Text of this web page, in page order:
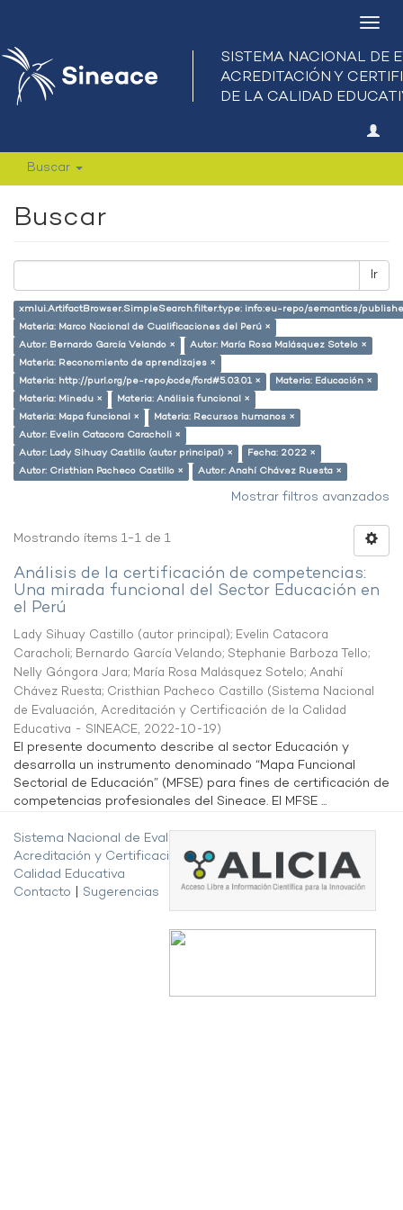
Buscar
Buscar
Ir
xmlui.ArtifactBrowser.SimpleSearch.filter.type: info:eu-repo/semantics/
Materia: Marco Nacional de Cualificaciones del Perú ×
Autor: Bernardo García Velando ×
Autor: María Rosa Malásquez Sotelo ×
Materia: Reconomiento de aprendizajes ×
Materia: http://purl.org/pe-repo/ocde/ford#5.03.01 ×
Materia: Educación ×
Materia: Minedu ×
Materia: Análisis funcional ×
Materia: Mapa funcional ×
Materia: Recursos humanos ×
Autor: Evelin Catacora Caracholi ×
Autor: Lady Sihuay Castillo (autor principal) ×
Fecha: 2022 ×
Autor: Cristhian Pacheco Castillo ×
Autor: Anahí Chávez Ruesta ×
Mostrar filtros avanzados
Mostrando ítems 1-1 de 1
Análisis de la certificación de competencias:
Una mirada funcional del Sector Educación en
el Perú
Lady Sihuay Castillo (autor principal); Evelin Catacora
Caracholi; Bernardo García Velando; Stephanie Barboza Tello;
Nelly Góngora Jara; María Rosa Malásquez Sotelo; Anahí
Chávez Ruesta; Cristhian Pacheco Castillo (Sistema Nacional
de Evaluación, Acreditación y Certificación de la Calidad
Educativa - SINEACE, 2022-10-19)
El presente documento describe al sector Educación y
desarrolla un instrumento denominado “Mapa Funcional
Sectorial de Educación” (MFSE) para fines de certificación de
competencias profesionales del Sineace. El MFSE ...
Sistema Nacional de Evaluación,
Acreditación y Certificación de la
Calidad Educativa
Contacto
Sugerencias